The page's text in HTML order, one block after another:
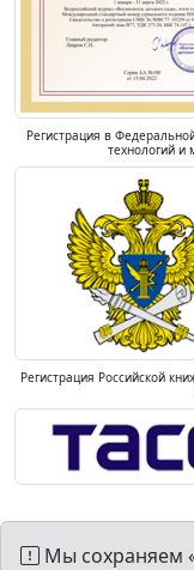
Регистрация в
технологий и
Регистрация Российской
Мы сохраняем